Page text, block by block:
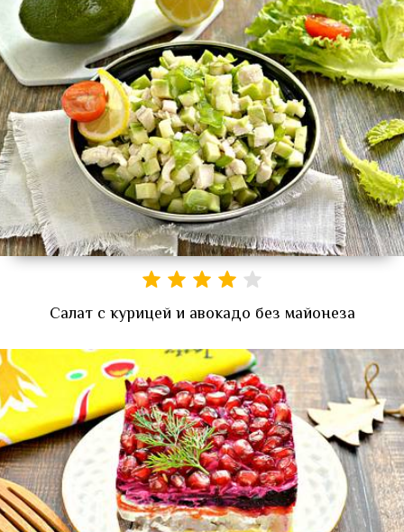
Салат с курицей и авокадо без майонеза